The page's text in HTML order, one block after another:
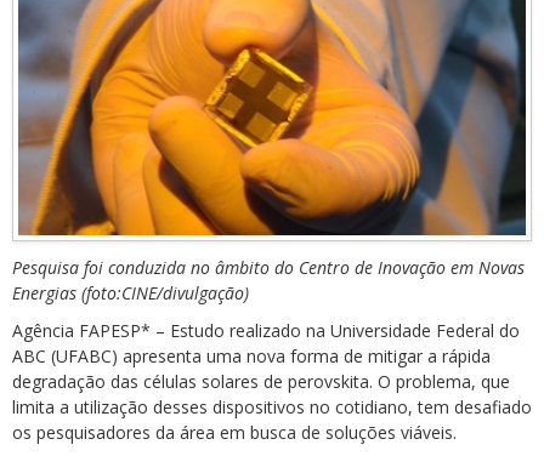
Pesquisa foi conduzida no âmbito do Centro de Inovação em Novas
Energias (foto:CINE/divulgação)
Agência FAPESP* – Estudo realizado na Universidade Federal do
ABC (UFABC) apresenta uma nova forma de mitigar a rápida
degradação das células solares de perovskita. O problema, que
limita a utilização desses dispositivos no cotidiano, tem desafiado
os pesquisadores da área em busca de soluções viáveis.